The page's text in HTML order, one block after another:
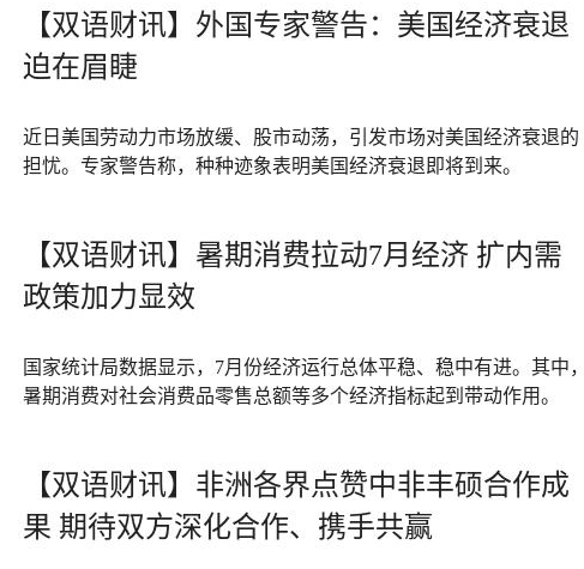
【双语财讯】外国专家警告：美国经济衰退
迫在眉睫
近日美国劳动力市场放缓、股市动荡，引发市场对美国经济衰退的
担忧。专家警告称，种种迹象表明美国经济衰退即将到来。
【双语财讯】暑期消费拉动7月经济 扩内需
政策加力显效
国家统计局数据显示，7月份经济运行总体平稳、稳中有进。其中，
暑期消费对社会消费品零售总额等多个经济指标起到带动作用。
【双语财讯】非洲各界点赞中非丰硕合作成
果 期待双方深化合作、携手共赢